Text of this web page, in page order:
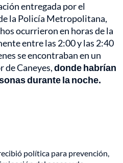
entregada por el
la Policía Metropolitana,
ocurrieron en horas de la
entre las 2:00 y las 2:40
se encontraban en un
de Caneyes,donde habrían
durante la noche.
política para prevención,